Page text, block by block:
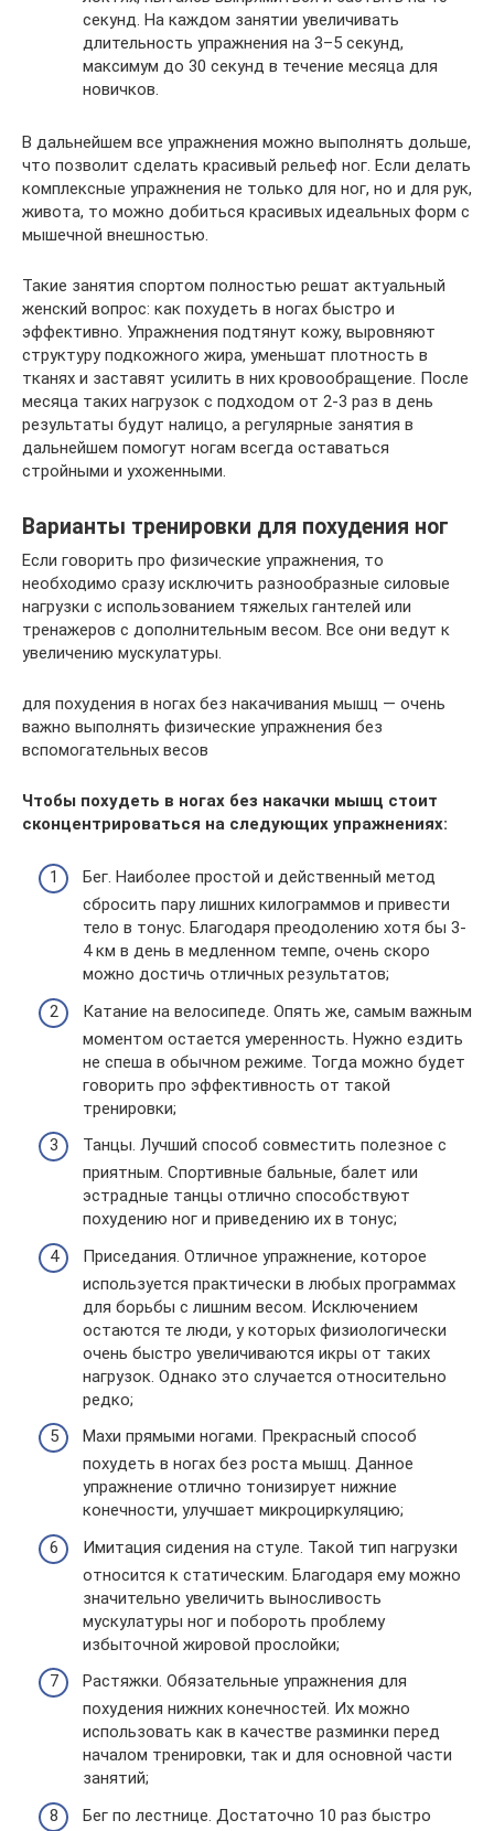
секунд. На каждом занятии увеличивать
длительность упражнения на 3–5 секунд,
максимум до 30 секунд в течение месяца для
новичков.
В дальнейшем все упражнения можно выполнять дольше,
что позволит сделать красивый рельеф ног. Если делать
комплексные упражнения не только для ног, но и для рук,
живота, то можно добиться красивых идеальных форм с
мышечной внешностью.
Такие занятия спортом полностью решат актуальный
женский вопрос: как похудеть в ногах быстро и
эффективно. Упражнения подтянут кожу, выровняют
структуру подкожного жира, уменьшат плотность в
тканях и заставят усилить в них кровообращение. После
месяца таких нагрузок с подходом от 2-3 раз в день
результаты будут налицо, а регулярные занятия в
дальнейшем помогут ногам всегда оставаться
стройными и ухоженными.
Варианты тренировки для похудения ног
Если говорить про физические упражнения, то
необходимо сразу исключить разнообразные силовые
нагрузки с использованием тяжелых гантелей или
тренажеров с дополнительным весом. Все они ведут к
увеличению мускулатуры.
для похудения в ногах без накачивания мышц — очень
важно выполнять физические упражнения без
вспомогательных весов
Чтобы похудеть в ногах без накачки мышц стоит
сконцентрироваться на следующих упражнениях:
Бег. Наиболее простой и действенный метод
сбросить пару лишних килограммов и привести
тело в тонус. Благодаря преодолению хотя бы 3-
4 км в день в медленном темпе, очень скоро
можно достичь отличных результатов;
Катание на велосипеде. Опять же, самым важным
моментом остается умеренность. Нужно ездить
не спеша в обычном режиме. Тогда можно будет
говорить про эффективность от такой
тренировки;
Танцы. Лучший способ совместить полезное с
приятным. Спортивные бальные, балет или
эстрадные танцы отлично способствуют
похудению ног и приведению их в тонус;
Приседания. Отличное упражнение, которое
используется практически в любых программах
для борьбы с лишним весом. Исключением
остаются те люди, у которых физиологически
очень быстро увеличиваются икры от таких
нагрузок. Однако это случается относительно
редко;
Махи прямыми ногами. Прекрасный способ
похудеть в ногах без роста мышц. Данное
упражнение отлично тонизирует нижние
конечности, улучшает микроциркуляцию;
Имитация сидения на стуле. Такой тип нагрузки
относится к статическим. Благодаря ему можно
значительно увеличить выносливость
мускулатуры ног и побороть проблему
избыточной жировой прослойки;
Растяжки. Обязательные упражнения для
похудения нижних конечностей. Их можно
использовать как в качестве разминки перед
началом тренировки, так и для основной части
занятий;
Бег по лестнице. Достаточно 10 раз быстро